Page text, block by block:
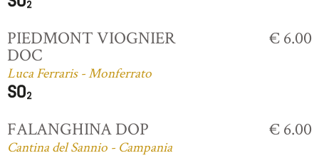
PIEDMONT VIOGNIER
DOC
Luca Ferraris - Monferrato
€ 6.00
FALANGHINA DOP
Cantina del Sannio - Campania
€ 6.00